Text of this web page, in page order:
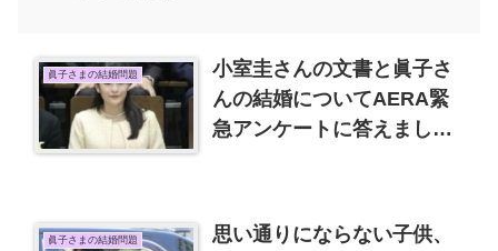
眞子さまの結婚問題
小室圭さんの文書と眞子さ
んの結婚についてAERA緊
急アンケートに答えましょ
眞子さまの結婚問題
思い通りにならない子供、